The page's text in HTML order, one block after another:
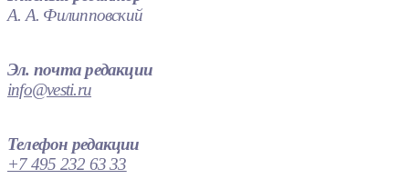
А. А. Филипповский
Эл. почта редакции
info@vesti.ru
Телефон редакции
+7 495 232 63 33